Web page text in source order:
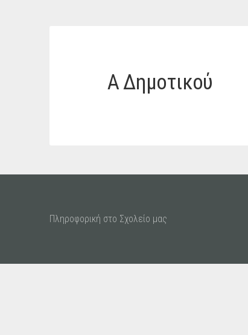
Α Δημοτικού
Πληροφορική στο Σχολείο μας